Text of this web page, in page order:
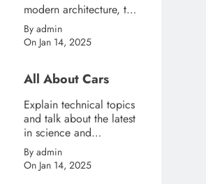
modern architecture, this
template is great for
creating stories about
urban and city tourism.
By admin
On Jan 14, 2025
All About Cars
Explain technical topics
and talk about the latest
in science and
technology with this
clean and futuristic
template.
By admin
On Jan 14, 2025